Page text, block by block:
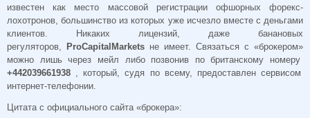
известен как место массовой регистрации офшорных форекс-
лохотронов, большинство из которых уже исчезло вместе с деньгами
клиентов. Никаких лицензий, даже банановых
регуляторов, ProCapitalMarkets не имеет. Связаться с «брокером»
можно лишь через мейл либо позвонив по британскому номеру
+442039661938
, который, судя по всему, предоставлен сервисом
интернет-телефонии.
Цитата с официального сайта «брокера»: